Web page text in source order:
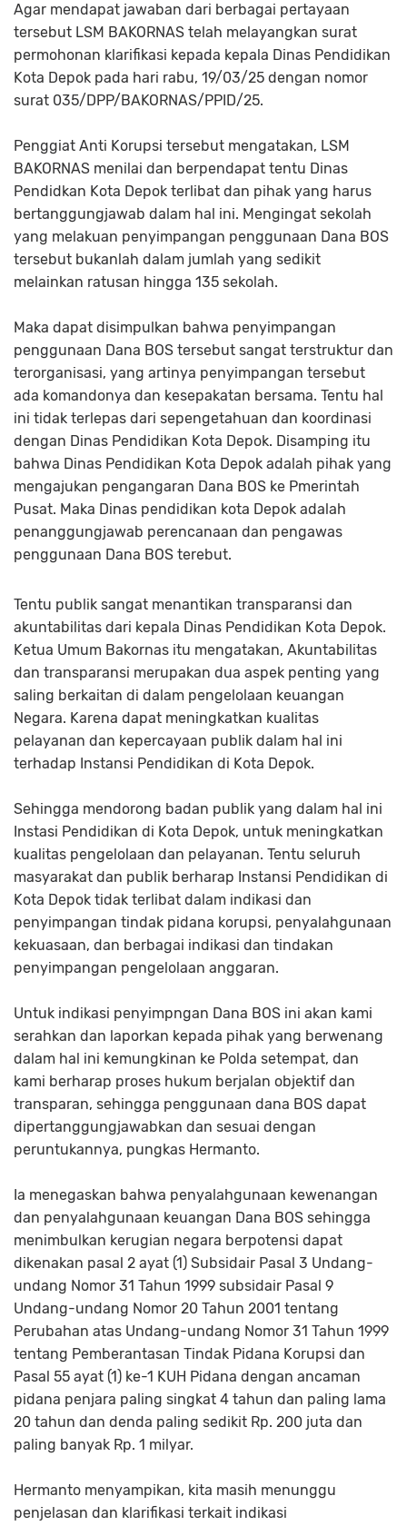
Agar mendapat jawaban dari berbagai pertayaan
tersebut LSM BAKORNAS telah melayangkan surat
permohonan klarifikasi kepada kepala Dinas Pendidikan
Kota Depok pada hari rabu, 19/03/25 dengan nomor
surat 035/DPP/BAKORNAS/PPID/25.
Penggiat Anti Korupsi tersebut mengatakan, LSM
BAKORNAS menilai dan berpendapat tentu Dinas
Pendidkan Kota Depok terlibat dan pihak yang harus
bertanggungjawab dalam hal ini. Mengingat sekolah
yang melakuan penyimpangan penggunaan Dana BOS
tersebut bukanlah dalam jumlah yang sedikit
melainkan ratusan hingga 135 sekolah.
Maka dapat disimpulkan bahwa penyimpangan
penggunaan Dana BOS tersebut sangat terstruktur dan
terorganisasi, yang artinya penyimpangan tersebut
ada komandonya dan kesepakatan bersama. Tentu hal
ini tidak terlepas dari sepengetahuan dan koordinasi
dengan Dinas Pendidikan Kota Depok. Disamping itu
bahwa Dinas Pendidikan Kota Depok adalah pihak yang
mengajukan pengangaran Dana BOS ke Pmerintah
Pusat. Maka Dinas pendidikan kota Depok adalah
penanggungjawab perencanaan dan pengawas
penggunaan Dana BOS terebut.
Tentu publik sangat menantikan transparansi dan
akuntabilitas dari kepala Dinas Pendidikan Kota Depok.
Ketua Umum Bakornas itu mengatakan, Akuntabilitas
dan transparansi merupakan dua aspek penting yang
saling berkaitan di dalam pengelolaan keuangan
Negara. Karena dapat meningkatkan kualitas
pelayanan dan kepercayaan publik dalam hal ini
terhadap Instansi Pendidikan di Kota Depok.
Sehingga mendorong badan publik yang dalam hal ini
Instasi Pendidikan di Kota Depok, untuk meningkatkan
kualitas pengelolaan dan pelayanan. Tentu seluruh
masyarakat dan publik berharap Instansi Pendidikan di
Kota Depok tidak terlibat dalam indikasi dan
penyimpangan tindak pidana korupsi, penyalahgunaan
kekuasaan, dan berbagai indikasi dan tindakan
penyimpangan pengelolaan anggaran.
Untuk indikasi penyimpngan Dana BOS ini akan kami
serahkan dan laporkan kepada pihak yang berwenang
dalam hal ini kemungkinan ke Polda setempat, dan
kami berharap proses hukum berjalan objektif dan
transparan, sehingga penggunaan dana BOS dapat
dipertanggungjawabkan dan sesuai dengan
peruntukannya, pungkas Hermanto.
Ia menegaskan bahwa penyalahgunaan kewenangan
dan penyalahgunaan keuangan Dana BOS sehingga
menimbulkan kerugian negara berpotensi dapat
dikenakan pasal 2 ayat (1) Subsidair Pasal 3 Undang-
undang Nomor 31 Tahun 1999 subsidair Pasal 9
Undang-undang Nomor 20 Tahun 2001 tentang
Perubahan atas Undang-undang Nomor 31 Tahun 1999
tentang Pemberantasan Tindak Pidana Korupsi dan
Pasal 55 ayat (1) ke-1 KUH Pidana dengan ancaman
pidana penjara paling singkat 4 tahun dan paling lama
20 tahun dan denda paling sedikit Rp. 200 juta dan
paling banyak Rp. 1 milyar.
Hermanto menyampikan, kita masih menunggu
penjelasan dan klarifikasi terkait indikasi